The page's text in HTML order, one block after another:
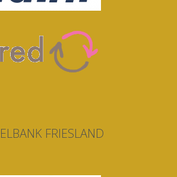
FRIESLAND